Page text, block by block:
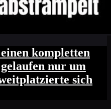
kompletten
nur um
sich